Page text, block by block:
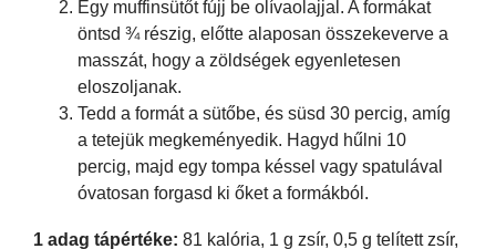
Egy muffinsütőt fújj be olívaolajjal. A formákat
öntsd ¾ részig, előtte alaposan összekeverve a
masszát, hogy a zöldségek egyenletesen
eloszoljanak.
Tedd a formát a sütőbe, és süsd 30 percig, amíg
a tetejük megkeményedik. Hagyd hűlni 10
percig, majd egy tompa késsel vagy spatulával
óvatosan forgasd ki őket a formákból.
1 adag tápértéke: 81 kalória, 1 g zsír, 0,5 g telített zsír,